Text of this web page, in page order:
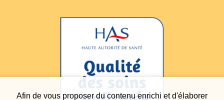
Afin de vous proposer du contenu enrichi et d'élaborer